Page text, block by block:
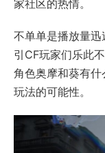
家社区的热情。
不单单是播放量
引CF玩家们乐此
角色奥摩和葵有
玩法的可能性。